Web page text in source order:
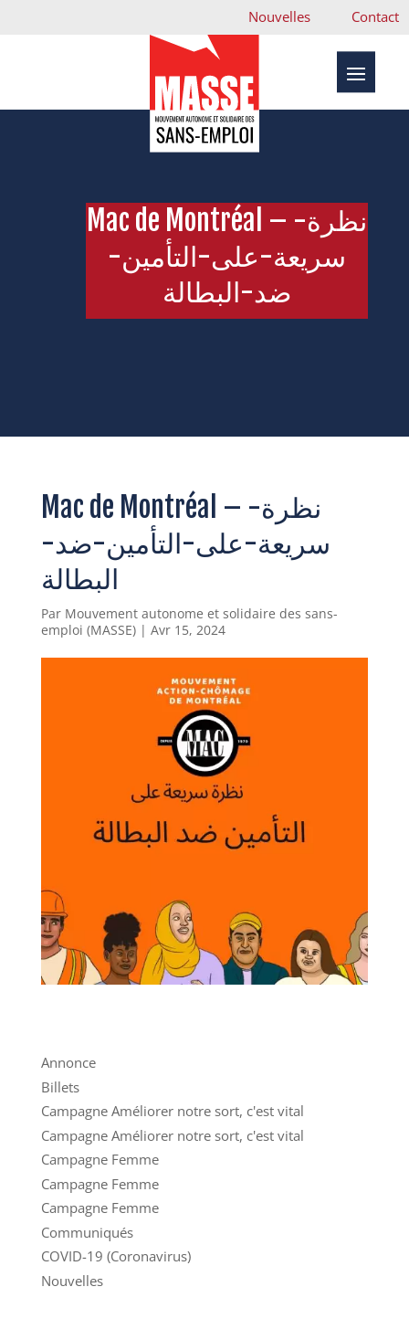
Nouvelles Contact
Mac de Montréal – نظرة-
سريعة-على-التأمين-
ضد-البطالة
Mac de Montréal – نظرة-
سريعة-على-التأمين-ضد-
البطالة
Par Mouvement autonome et solidaire des sans-
emploi (MASSE)| Avr 15, 2024
Annonce
Billets
Campagne Améliorer notre sort, c'est vital
Campagne Améliorer notre sort, c'est vital
Campagne Femme
Campagne Femme
Campagne Femme
Communiqués
COVID-19 (Coronavirus)
Nouvelles